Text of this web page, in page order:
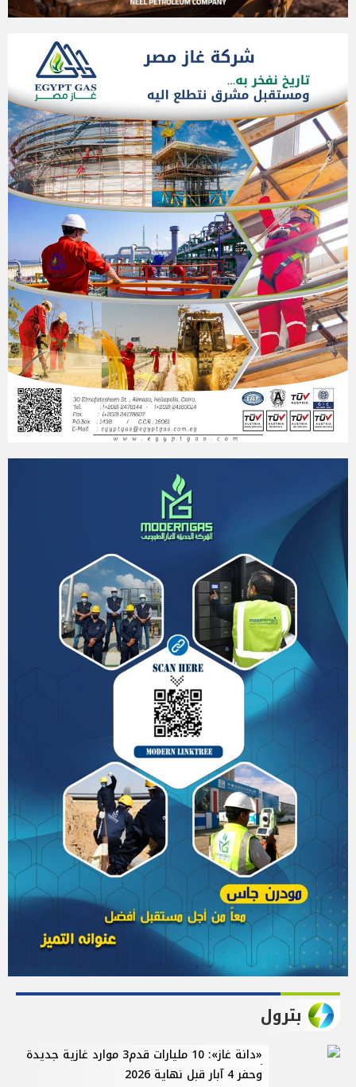
بترول
«دانة غاز»: 10 مليارات قدم3 موارد غازية جديدة
وحفر 4 آبار قبل نهاية 2026